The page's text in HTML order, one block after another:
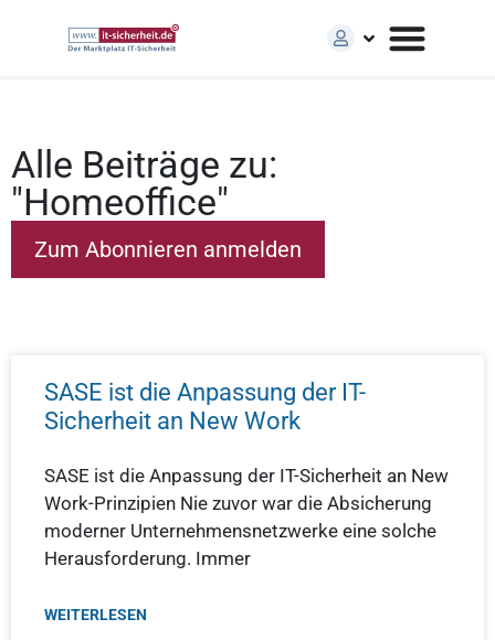
Alle Beiträge zu:
"Homeoffice"
SASE ist die Anpassung der IT-
Sicherheit an New Work
SASE ist die Anpassung der IT-Sicherheit an New
Work-Prinzipien Nie zuvor war die Absicherung
moderner Unternehmensnetzwerke eine solche
Herausforderung. Immer
WEITERLESEN